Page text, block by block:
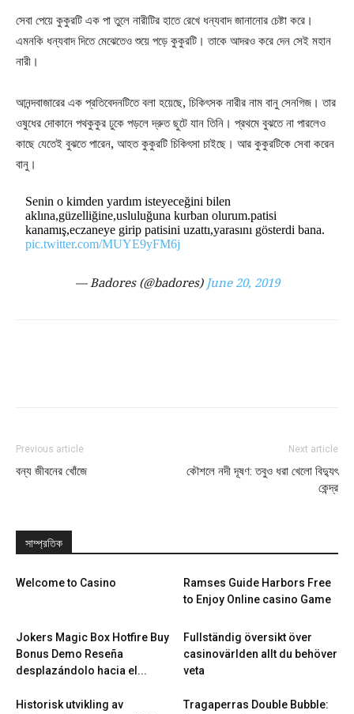
সেবা পেয়ে কুকুরটি এক পা তুলে নারীটির হাতে রেখে ধন্যবাদ জানানোর চেষ্টা করে।
এমনকি ধন্যবাদ দিতে মেঝেতেও শুয়ে পড়ে কুকুরটি। তাকে আদরও করে দেন সেই মহান
নারী।
আনন্দবাজারের এক প্রতিবেদনটিতে বলা হয়েছে, চিকিৎসক নারীর নাম বানু সেনগিজ। তার
ওষুধের দোকানে পথকুকুর ঢুকে পড়লে দ্রুত ছুটে যান তিনি। প্রথমে বুঝতে না পারলেও
কাছে যেতেই বুঝতে পারেন, আহত কুকুরটি চিকিৎসা চাইছে। আর কুকুরটিকে সেবা করেন
বানু।
Senin o kimden yardım isteyeceğini bilen
aklına,güzelliğine,usluluğuna kurban olurum.patisi
kanamış,eczaneye girip patisini uzattı,yarasını gösterdi bana.
pic.twitter.com/MUYE9yFM6j
— Badores (@badores) June 20, 2019
Previous article
বন্য জীবনের খোঁজে
Next article
কৌশলে নদী দূষণ: তবুও ধরা খেলো বিদ্যুৎ
কেন্দ্র
সাম্প্রতিক
Welcome to Casino
Ramses Guide Harbors Free
to Enjoy Online casino Game
Jokers Magic Box Hotfire Buy
Bonus Demo Reseña
desplazándolo hacia el...
Fullständig översikt över
casinovärlden allt du behöver
veta
Historisk utvikling av
Tragaperras Double Bubble: